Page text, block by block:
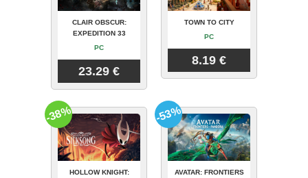
CLAIR OBSCUR:
EXPEDITION 33
PC
23.29 €
TOWN TO CITY
PC
8.19 €
HOLLOW KNIGHT:
-38%
AVATAR: FRONTIERS
-53%